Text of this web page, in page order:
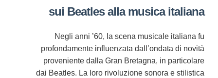
sui Beatles alla musica italiana
Negli anni ’60, la scena musicale italiana fu
profondamente influenzata dall’ondata di novità
proveniente dalla Gran Bretagna, in particolare
dai Beatles. La loro rivoluzione sonora e stilistica